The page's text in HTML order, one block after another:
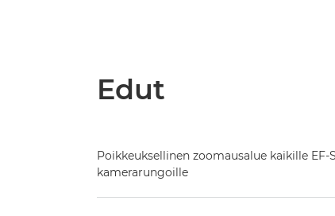
Edut
Poikkeuksellinen zoomausalue kaikille
kamerarungoille